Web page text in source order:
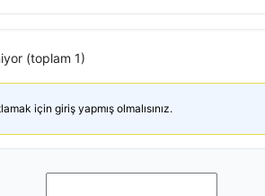
(toplam 1)
için giriş yapmış olmalısınız.